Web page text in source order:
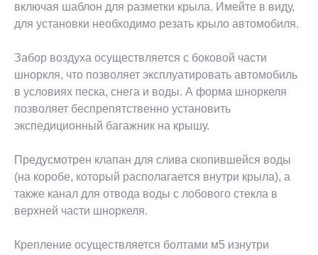
включая шаблон для разметки крыла. Имейте в виду,
для установки необходимо резать крыло автомобиля.
Забор воздуха осуществляется с боковой части
шноркля, что позволяет эксплуатировать автомобиль
в условиях песка, снега и воды. А форма шноркеля
позволяет беспрепятственно установить
экспедиционный багажник на крышу.
Предусмотрен клапан для слива скопившейся воды
(на коробе, который располагается внутри крыла), а
также канал для отвода воды с лобового стекла в
верхней части шноркеля.
Крепление осуществляется болтами м5 изнутри